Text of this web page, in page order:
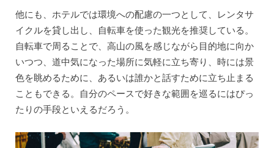
他にも、ホテルでは環境への配慮の一つとして、レンタサ
イクルを貸し出し、自転車を使った観光を推奨している。
自転車で周ることで、高山の風を感じながら目的地に向か
いつつ、道中気になった場所に気軽に立ち寄り、時には景
色を眺めるために、あるいは誰かと話すために立ち止まる
こともできる。自分のペースで好きな範囲を巡るにはぴっ
たりの手段といえるだろう。